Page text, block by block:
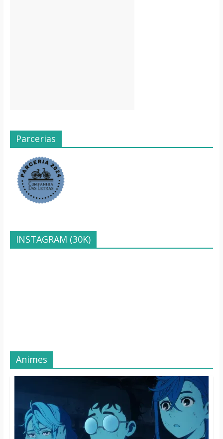
Parcerias
INSTAGRAM (30K)
Animes